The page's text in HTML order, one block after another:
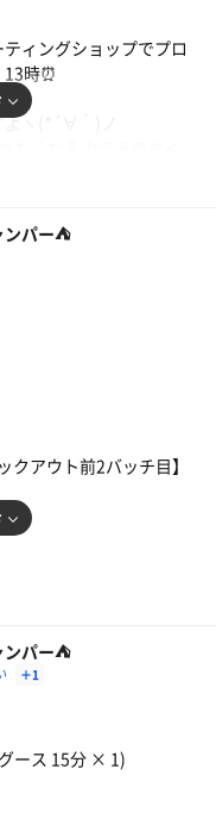
スタイルは健在。
ットをいただいてしっ
の本社近くに向かいま
ン🍜
ていたラーメン屋。ま
🤣しかし……火曜日は
よなぁ🤤……ならばし
。向かうは竜洋のラー
ね🥬
ープマジでうまスギち
り食えるから食欲ない
る時に行こ🤣🤣🤣
ぁ…こりゃ混んでるか
しょう。
🤣
イルは健在。しっか
ただきます。
すぎて🤣キツかった(￣
はヤバい(褒め言葉)
のでゆっくりしてちょ
松に戻りますかねぇ🤣
一番右前の倒れ切って
バッテリーあるだけ
間まで永眠しましょ
メッシにしましょう。
かったイカ🦑の生姜焼
はない時があるからち
ちゃうめぇ。イカ🦑が
た、空いているタイミ
ィングショップでプロ
時⏰
ヽ(*´∀｀)ノ
たからね🤣🤣🤣
もうちょい遅い時間だ
間的にはキツイかな。
か…
から大垣に走らせてと
ペーンでサウナハット
くりできそうだわ。
ね😳
へ。
らもついつい🈂️活して
外とアツいサウナ室で
させてしもた🤣🤣🤣
茶飲んでなかったので
パー⛺
クアウト前2バッチ目】
してきて3泊目の泊ま
かなり多い……けど次
なあ。カプセル💊も含
ゆっくりとミッドナ
パー⛺
＋1
ース 15分 × 1)